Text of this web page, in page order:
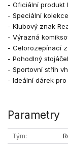
- Oficiální produkt
- Speciální
- Klubový znak
- Výrazná
- Celorozepínací
- Pohodlný
- Sportovní střih
- Ideální dárek
Parametry
Tým